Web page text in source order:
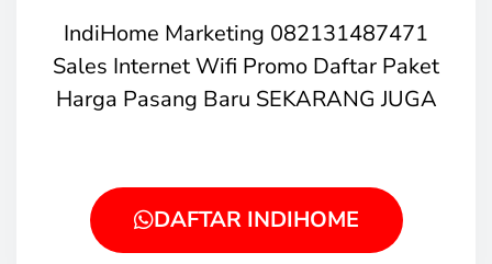
IndiHome Marketing 082131487471
Sales Internet Wifi Promo Daftar Paket
Harga Pasang Baru SEKARANG JUGA
DAFTAR INDIHOME